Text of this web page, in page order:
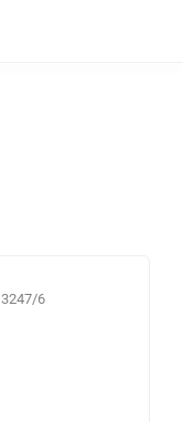
3247/6